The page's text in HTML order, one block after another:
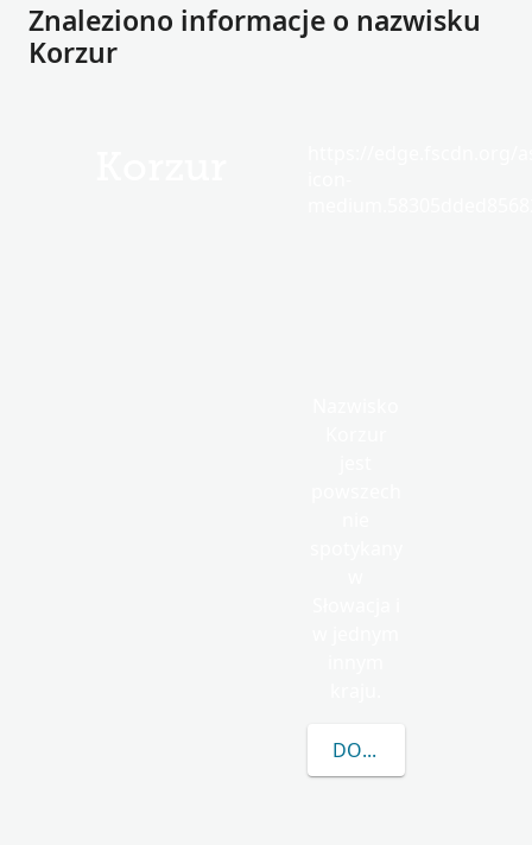
Znaleziono informacje o nazwisku
Korzur
DOWIEDZ SIĘ WIĘCEJ